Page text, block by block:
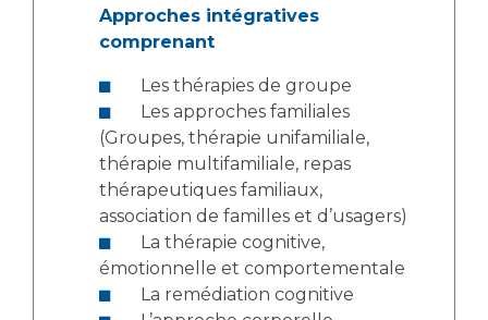
Approches intégratives
comprenant
Les thérapies de groupe
(Groupes, thérapie unifamiliale,
thérapie multifamiliale, repas
thérapeutiques familiaux,
association de familles et d’usagers)
émotionnelle et comportementale
La remédiation cognitive